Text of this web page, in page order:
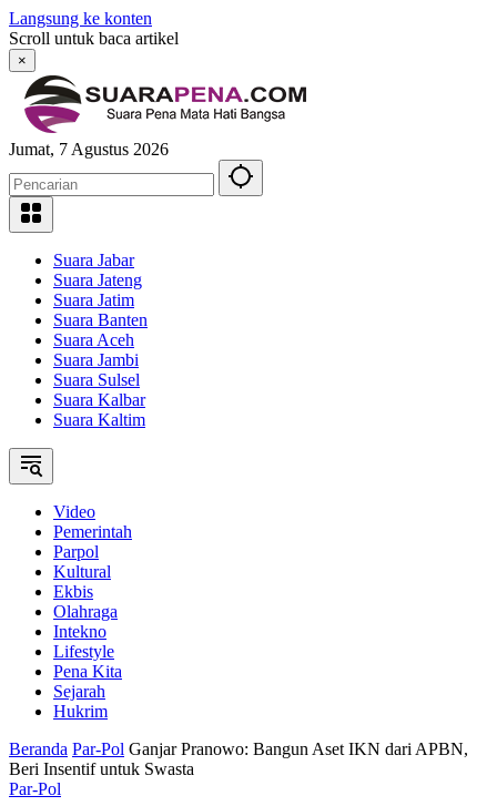
Langsung ke konten
Scroll untuk baca artikel
×
Jumat, 7 Agustus 2026
Suara Jabar
Suara Jateng
Suara Jatim
Suara Banten
Suara Aceh
Suara Jambi
Suara Sulsel
Suara Kalbar
Suara Kaltim
Video
Pemerintah
Parpol
Kultural
Ekbis
Olahraga
Intekno
Lifestyle
Pena Kita
Sejarah
Hukrim
Beranda Par-Pol Ganjar Pranowo: Bangun Aset IKN dari APBN,
Beri Insentif untuk Swasta
Par-Pol